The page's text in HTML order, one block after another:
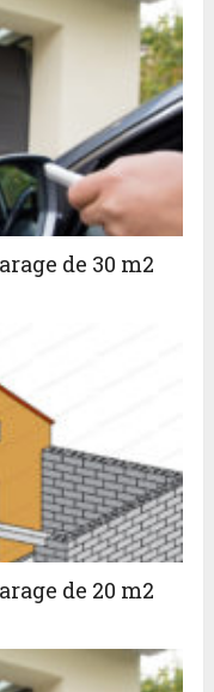
de 30 m2
de 20 m2